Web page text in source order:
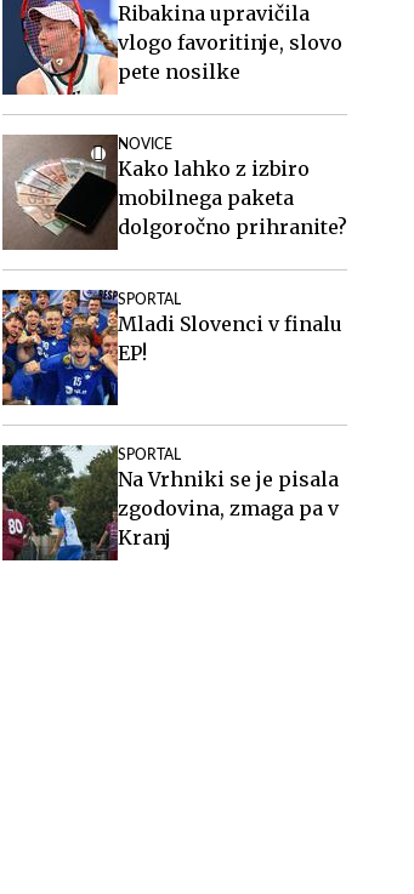
Ribakina upravičila
vlogo favoritinje, slovo
pete nosilke
NOVICE
Kako lahko z izbiro
mobilnega paketa
dolgoročno prihranite?
SPORTAL
Mladi Slovenci v finalu
EP!
SPORTAL
Na Vrhniki se je pisala
zgodovina, zmaga pa v
Kranj